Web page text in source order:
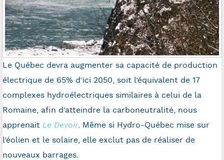
Le Québec devra augmenter sa capacité de production
électrique de 65% d’ici 2050, soit l’équivalent de 17
complexes hydroélectriques similaires à celui de la
Romaine, afin d’atteindre la carboneutralité, nous
apprenait Le Devoir. Même si Hydro-Québec mise sur
l’éolien et le solaire, elle exclut pas de réaliser de
nouveaux barrages.